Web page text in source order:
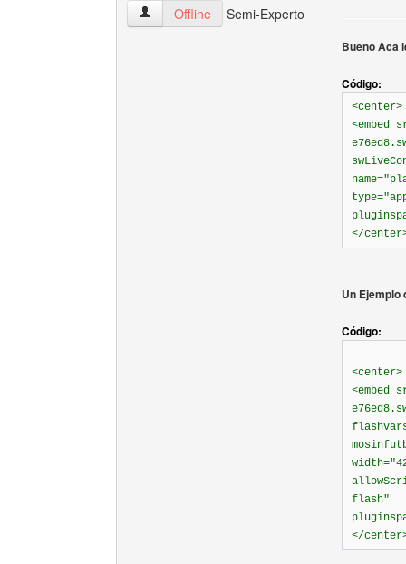
delacruzgarcia Ver perfil del usuario
Offline Semi-Experto
Bueno Aca
Código:
<center>
<embed
</
Un Ejemplo
Código:
<center>
<embed
flash"
</